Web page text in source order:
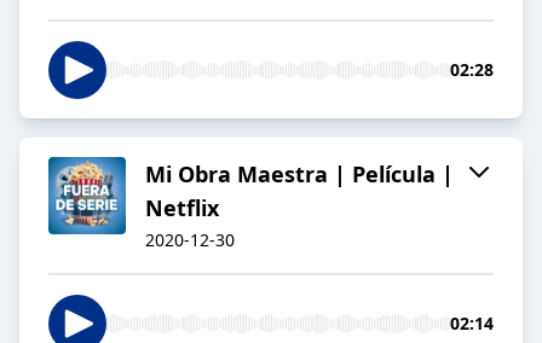
02:28
Mi Obra Maestra | Película |
Netflix
2020-12-30
02:14